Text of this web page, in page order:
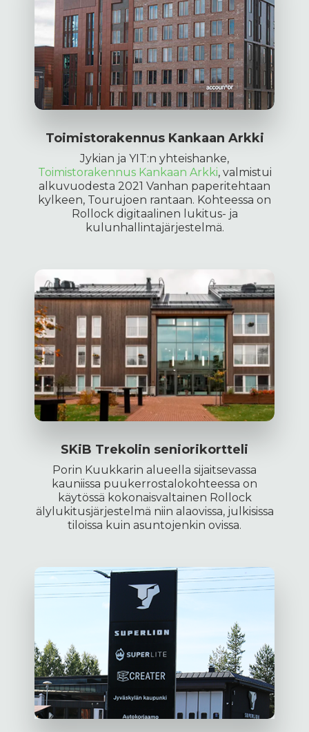
Toimistorakennus Kankaan Arkki
Jykian ja YIT:n yhteishanke,
Toimistorakennus Kankaan Arkki, valmistui
alkuvuodesta 2021 Vanhan paperitehtaan
kylkeen, Tourujoen rantaan. Kohteessa on
Rollock digitaalinen lukitus- ja
kulunhallintajärjestelmä.
SKiB Trekolin seniorikortteli
Porin Kuukkarin alueella sijaitsevassa
kauniissa puukerrostalokohteessa on
käytössä kokonaisvaltainen Rollock
älylukitusjärjestelmä niin alaovissa, julkisissa
tiloissa kuin asuntojenkin ovissa.